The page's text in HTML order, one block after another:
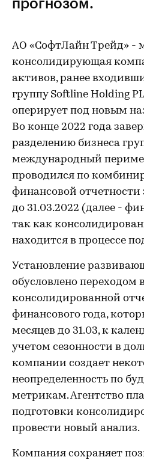
АО «СофтЛайн Трейд» -
консолидирующая
активов, ранее
группу Softline Holding
оперирует под новым
Во конце 2022 года
разделению бизнеса
международный
проводился по
финансовой
до 31.03.2022 (далее -
так как
находится в процессе
Установление
обусловлено переходом
консолидированной
финансового года,
месяцев до 31.03, к
учетом сезонности в
компании создает
неопределенность по
метрикам. Агентство
подготовки
провести новый анализ.
Компания сохраняет